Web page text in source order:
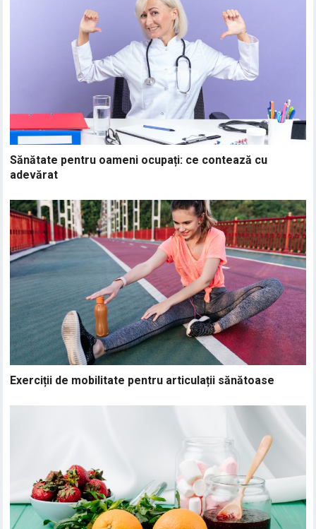
Sănătate pentru oameni ocupați: ce contează cu
adevărat
Exerciții de mobilitate pentru articulații sănătoase